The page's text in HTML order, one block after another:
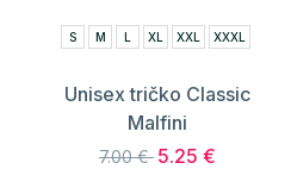
S M L XL XXL XXXL
Unisex tričko Classic
Malfini
7.00 € 5.25 €